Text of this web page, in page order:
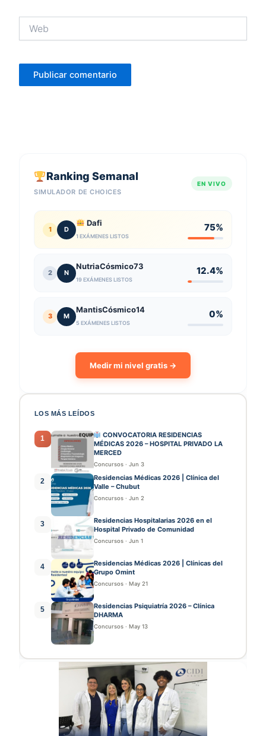
Ranking Semanal
SIMULADOR DE CHOICES
EN VIVO
1 D
Dafi
1 EXÁMENES LISTOS
75%
2 N
NutriaCósmico73
19 EXÁMENES LISTOS
12.4%
3 M
MantisCósmico14
5 EXÁMENES LISTOS
0%
Medir mi nivel gratis →
LOS MÁS LEÍDOS
1
CONVOCATORIA RESIDENCIAS
MÉDICAS 2026 – HOSPITAL PRIVADO LA
MERCED
Concursos · Jun 3
2
Residencias Médicas 2026 | Clínica del
Valle – Chubut
Concursos · Jun 2
3
Residencias Hospitalarias 2026 en el
Hospital Privado de Comunidad
Concursos · Jun 1
4
Residencias Médicas 2026 | Clínicas del
Grupo Omint
Concursos · May 21
5
Residencias Psiquiatría 2026 – Clínica
DHARMA
Concursos · May 13